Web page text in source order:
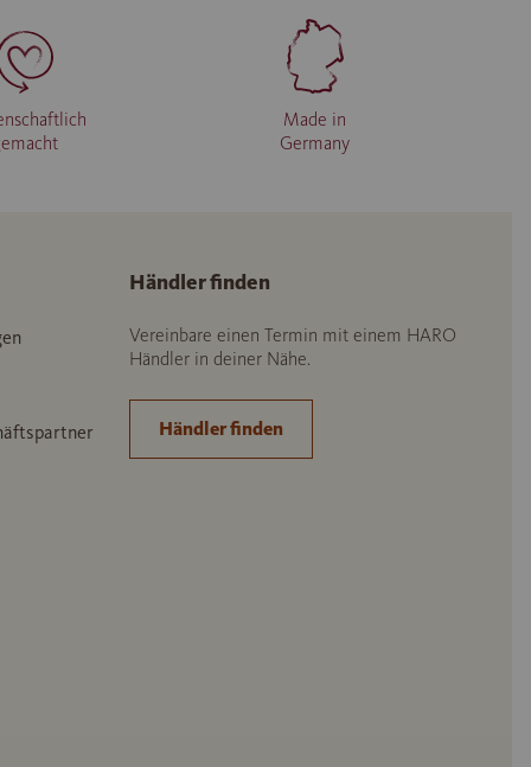
Made in
Germany
Händler finden
Vereinbare einen Termin mit einem HARO
Händler in deiner Nähe.
Händler finden